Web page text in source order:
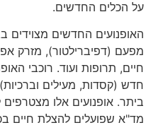
על הכלים החדשים.
האופנועים החדשים מצוידים
מפעם (דפיברילטור), מזרק
חיים, תרופות ועוד. רוכבי
חדש (קסדות, מעילים וברכיות)
מד"א שפועלים להצלת חיים